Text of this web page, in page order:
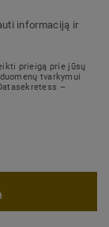
informaciją ir
prieigą prie jūsų
tvarkymui
–